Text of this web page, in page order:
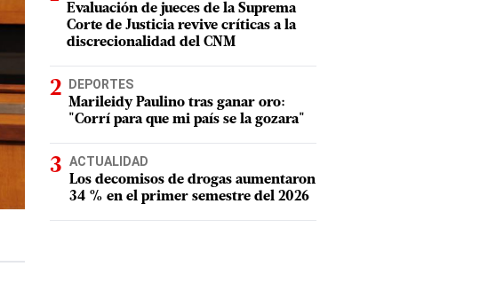
Evaluación de jueces de la Suprema
Corte de Justicia revive críticas a la
discrecionalidad del CNM
DEPORTES
Marileidy Paulino tras ganar oro:
"Corrí para que mi país se la gozara"
ACTUALIDAD
Los decomisos de drogas aumentaron
34 % en el primer semestre del 2026